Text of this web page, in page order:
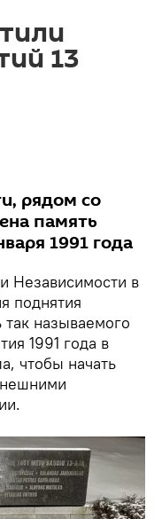
13
рядом со
память
1991 года
Независимости в
поднятия
так называемого
1991 года в
чтобы начать